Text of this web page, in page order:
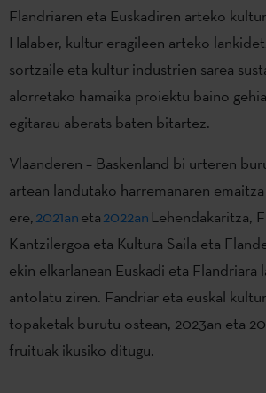
Flandriaren eta Euskadiren arteko
Halaber, kultur eragileen arteko
sortzaile eta kultur industrien sarea
alorretako hamaika proiektu baino
egitarau aberats baten bitartez.
Vlaanderen – Baskenland bi urteren
artean landutako harremanaren
ere,2021aneta2022an Lehendakaritza,
Kantzilergoa eta Kultura Saila eta
ekin elkarlanean Euskadi eta Flandriara
antolatu ziren. Fandriar eta euskal
topaketak burutu ostean, 2023an eta
fruituak ikusiko ditugu.